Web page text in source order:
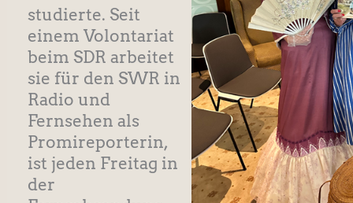
studierte. Seit
einem Volontariat
beim SDR arbeitet
sie für den SWR in
Radio und
Fernsehen als
Promireporterin,
ist jeden Freitag in
der